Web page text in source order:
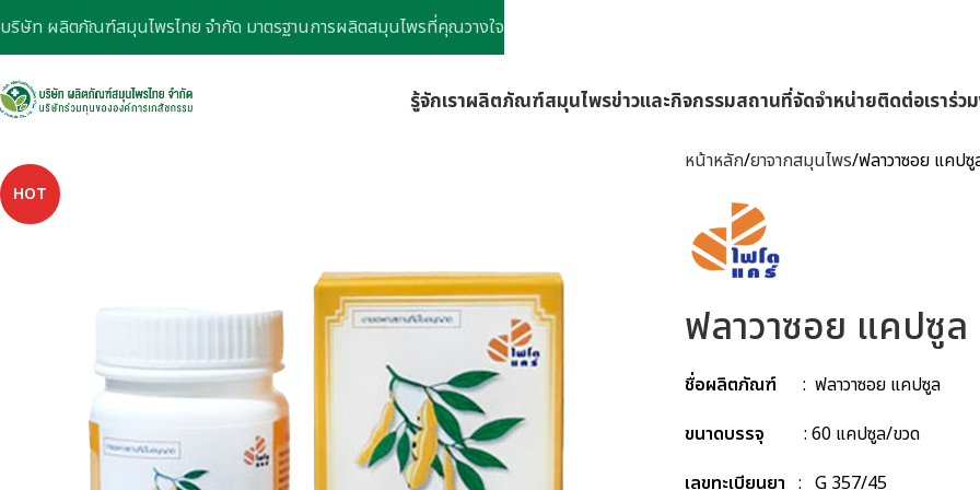
รู้จักเราผลิตภัณฑ์สมุนไพรข่าวและกิจกรรมสถานที่จัดจำหน่ายติดต่อเราร่ว
HOT
หน้าหลัก ยาจากสมุนไพร ฟลาวาซอย แคปซู
ฟลาวาซอย แคปซูล
ชื่อผลิตภัณฑ์: ฟลาวาซอย แคปซูล
ขนาดบรรจุ
: 60 แคปซูล/ขวด
เลขทะเบียนยา : G 357/45
บริษัท ผลิตภัณฑ์สมุนไพรไทย จำกัด มาตรฐานการผลิตสมุนไพรที่คุณวางใจ